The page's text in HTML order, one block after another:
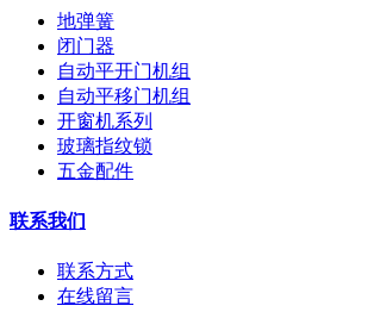
地弹簧
闭门器
自动平开门机组
自动平移门机组
开窗机系列
玻璃指纹锁
五金配件
联系我们
联系方式
在线留言